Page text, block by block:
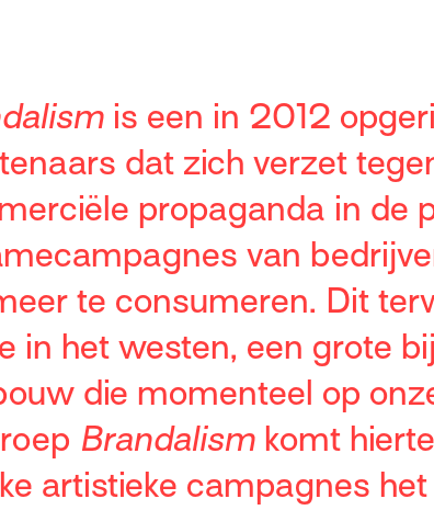
is een in 2012
dat zich verzet
propaganda in de
van
te consumeren. Dit
in het westen, een grote
die momenteel op
Brandalism komt
artistieke campagnes